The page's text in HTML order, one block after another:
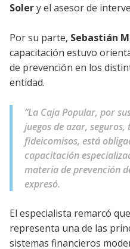
Solery el asesor de
Por su parte, Sebastián
capacitación estuvo
de prevención en los
entidad.
“La Caja Popular, por
juegos de azar,
fideicomisos, está
capacitación
materia de prevención
expresó.
El especialista remarcó
representa una de las
sistemas financieros